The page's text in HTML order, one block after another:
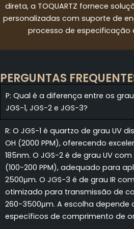
direta, a TOQUARTZ fornece
personalizadas com suporte de
processo de especificação
PERGUNTAS
P: Qual é a diferença entre os
JGS-1, JGS-2 e JGS-3?
R: O JGS-1 é quartzo de grau UV
OH (2000 PPM), oferecendo
185nm. O JGS-2 é de grau UV
(100-200 PPM), adequado para
2500μm. O JGS-3 é de grau IR
otimizado para transmissão de
260-3500μm. A escolha depende
específicos de comprimento de